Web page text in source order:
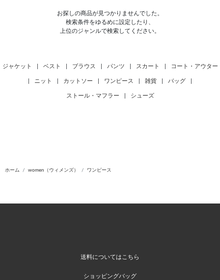
お探しの商品が見つかりませんでした。
検索条件をゆるめに設定したり、
上位のジャンルで検索してください。
ジャケット ベスト ブラウス パンツ スカート コート・アウター
ニット カットソー ワンピース 雑貨 バッグ
ストール・マフラー シューズ
ホーム women（ウィメンズ） ワンピース
送料についてはこちら
ショッピングバッグ